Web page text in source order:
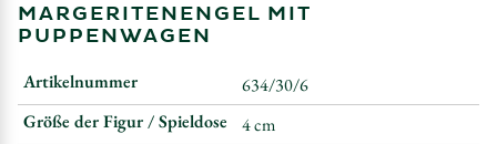
MARGERITENENGEL MIT
PUPPENWAGEN
Artikelnummer
634/30/6
Größe der Figur / Spieldose
4 cm